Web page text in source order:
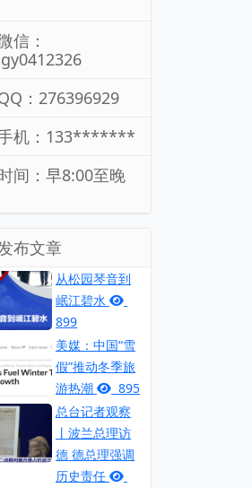
信：
：276396929
机：133*******
间：早8:00至晚
布文章
从松园琴音到
岷江碧水
899
美媒：中国“雪
假”推动冬季旅
游热潮
895
总台记者观察
丨波兰总理访
德 德总理强调
历史责任